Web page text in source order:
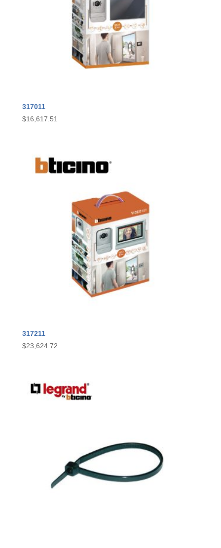
317011
$16,617.51
317211
$23,624.72